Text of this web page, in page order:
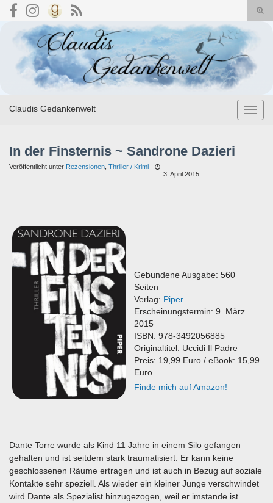
Search for:
Claudis Gedankenwelt
In der Finsternis ~ Sandrone Dazieri
Veröffentlicht unter Rezensionen Thriller / Krimi
3. April 2015
Gebundene Ausgabe: 560
Seiten
Verlag: Piper
Erscheinungstermin: 9. März
2015
ISBN: 978-3492056885
Originaltitel: Uccidi Il Padre
Preis: 19,99 Euro / eBook: 15,99
Euro
Finde mich auf Amazon!
Dante Torre wurde als Kind 11 Jahre in einem Silo gefangen
gehalten und ist seitdem stark traumatisiert. Er kann keine
geschlossenen Räume ertragen und ist auch in Bezug auf soziale
Kontakte sehr speziell. Als wieder ein kleiner Junge verschwindet
wird Dante als Spezialist hinzugezogen, weil er imstande ist